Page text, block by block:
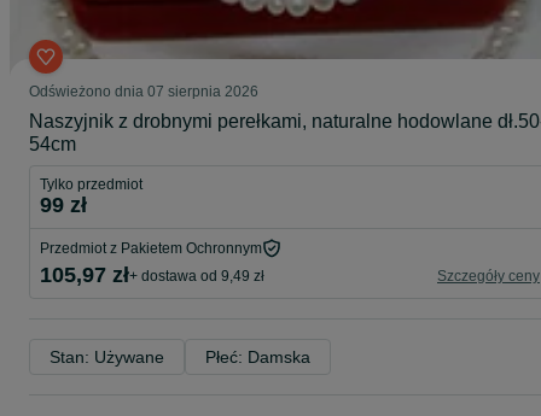
Odświeżono dnia 07 sierpnia 2026
Naszyjnik z drobnymi perełkami, naturalne hodowlane
54cm
Tylko przedmiot
99 zł
Przedmiot z Pakietem Ochronnym
105,97 zł+ dostawa od 9,49 zł Szczegóły ceny
Stan: Używane Płeć: Damska